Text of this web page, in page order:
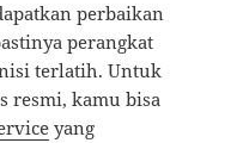
perbaikan
perangkat
terlatih. Untuk
resmi, kamu bisa
yang